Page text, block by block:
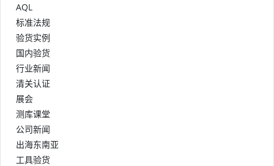
AQL
标准法规
验货实例
国内验货
行业新闻
清关认证
展会
测库课堂
公司新闻
出海东南亚
工具验货